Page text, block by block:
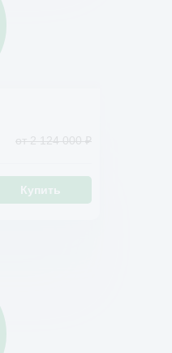
от 2 124 000 ₽
Купить